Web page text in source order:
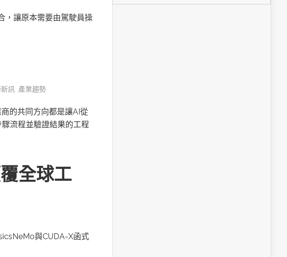
，讓原本需要由駕駛員操
訊 產業趨勢
的共同方向都是讓AI從
流程並驗證結果的工程
全球工
與CUDA-X函式